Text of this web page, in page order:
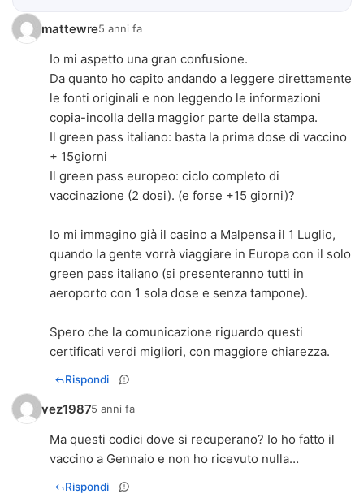
mattewre5 anni fa
Io mi aspetto una gran confusione.
Da quanto ho capito andando a leggere direttamente
le fonti originali e non leggendo le informazioni
copia-incolla della maggior parte della stampa.
Il green pass italiano: basta la prima dose di vaccino
+ 15giorni
Il green pass europeo: ciclo completo di
vaccinazione (2 dosi). (e forse +15 giorni)?
Io mi immagino già il casino a Malpensa il 1 Luglio,
quando la gente vorrà viaggiare in Europa con il solo
green pass italiano (si presenteranno tutti in
aeroporto con 1 sola dose e senza tampone).
Spero che la comunicazione riguardo questi
certificati verdi migliori, con maggiore chiarezza.
Rispondi
vez19875 anni fa
Ma questi codici dove si recuperano? Io ho fatto il
vaccino a Gennaio e non ho ricevuto nulla…
Rispondi